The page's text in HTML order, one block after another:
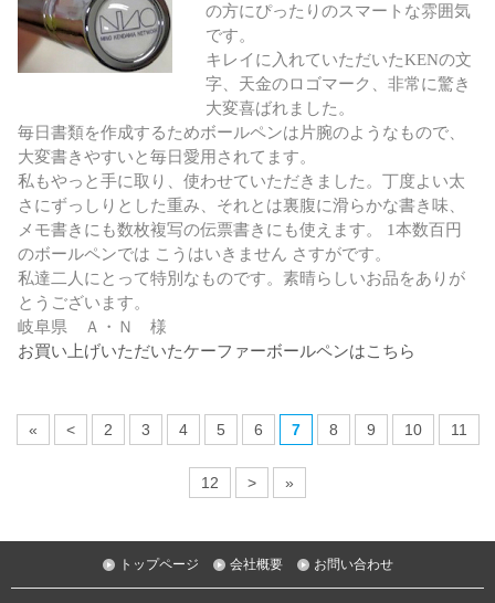
の方にぴったりのスマートな雰囲気
です。
キレイに入れていただいたKENの文
字、天金のロゴマーク、非常に驚き
大変喜ばれました。
毎日書類を作成するためボールペンは片腕のようなもので、
大変書きやすいと毎日愛用されてます。
私もやっと手に取り、使わせていただきました。丁度よい太
さにずっしりとした重み、それとは裏腹に滑らかな書き味、
メモ書きにも数枚複写の伝票書きにも使えます。 1本数百円
のボールペンでは こうはいきません さすがです。
私達二人にとって特別なものです。素晴らしいお品をありが
とうございます。
岐阜県 Ａ・Ｎ 様
お買い上げいただいたケーファーボールペンはこちら
« < 2 3 4 5 6 7 8 9 10 11
12 > »
トップページ 会社概要 お問い合わせ